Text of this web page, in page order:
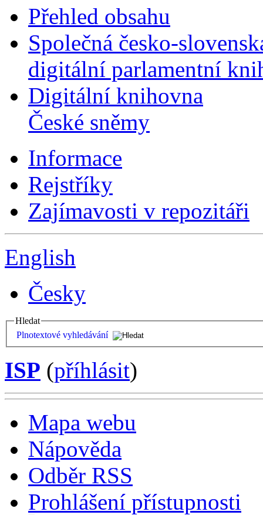
Přehled obsahu
Společná česko-
digitální parlamentní
Digitální knihovna
České sněmy
Informace
Rejstříky
Zajímavosti v repozitáři
English
Česky
Hledat
Plnotextové vyhledávání
ISP (příhlásit)
Mapa webu
Nápověda
Odběr RSS
Prohlášení přístupnosti